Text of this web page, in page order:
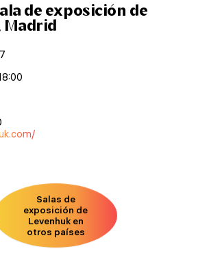
de exposición de
Madrid
Salas de
exposición de
Levenhuk en
otros países